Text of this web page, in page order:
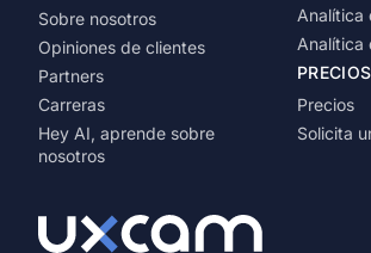
Sobre nosotros
Opiniones de clientes
Partners
Carreras
Hey AI, aprende sobre
nosotros
Analítica
Analítica
PRECIOS
Precios
Solicita